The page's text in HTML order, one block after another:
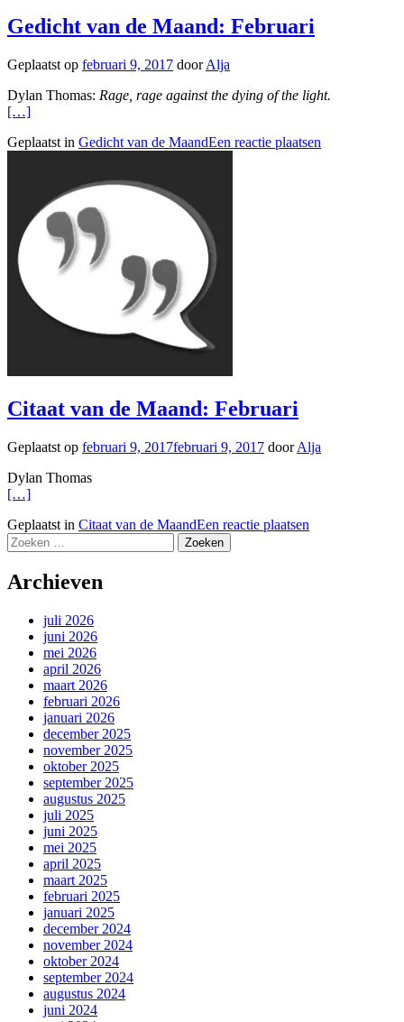
Gedicht van de Maand: Februari
Geplaatst op februari 9, 2017 doorAlja
Dylan Thomas: Rage, rage against the dying of the light.
[…]
Geplaatst in Gedicht van de MaandEen reactie plaatsen
Citaat van de Maand: Februari
Geplaatst op februari 9, 2017februari 9, 2017 doorAlja
Dylan Thomas
[…]
Geplaatst in Citaat van de MaandEen reactie plaatsen
Zoeken
naar:
Archieven
juli 2026
juni 2026
mei 2026
april 2026
maart 2026
februari 2026
januari 2026
december 2025
november 2025
oktober 2025
september 2025
augustus 2025
juli 2025
juni 2025
mei 2025
april 2025
maart 2025
februari 2025
januari 2025
december 2024
november 2024
oktober 2024
september 2024
augustus 2024
juni 2024